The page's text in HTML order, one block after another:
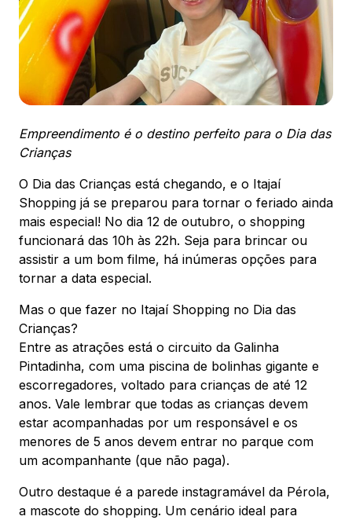
Ver local
Chamar Uber
CONTATO
(47) 3348-4609
Comodidades Eventos Cinema
Vitrine virtual
Empreendimento é o destino perfeito para o Dia das
Crianças
O Dia das Crianças está chegando, e o Itajaí
Shopping já se preparou para tornar o feriado ainda
mais especial! No dia 12 de outubro, o shopping
funcionará das 10h às 22h. Seja para brincar ou
assistir a um bom filme, há inúmeras opções para
tornar a data especial.
Mas o que fazer no Itajaí Shopping no Dia das
Crianças?
Entre as atrações está o circuito da Galinha
Pintadinha, com uma piscina de bolinhas gigante e
escorregadores, voltado para crianças de até 12
anos. Vale lembrar que todas as crianças devem
estar acompanhadas por um responsável e os
menores de 5 anos devem entrar no parque com
um acompanhante (que não paga).
Outro destaque é a parede instagramável da Pérola,
a mascote do shopping. Um cenário ideal para